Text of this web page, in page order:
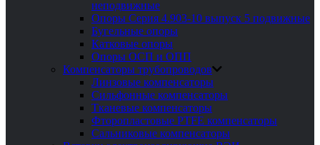
неподвижные
Опоры Серия 4.903-10 выпуск 5 подвижные
Бугельные опоры
Катковые опоры
Опоры ОСП и ОПП
Компенсаторы трубопроводов
Линзовые компенсаторы
Сильфонные компенсаторы
Тканевые компенсаторы
Фторопластовые PTFE компенсаторы
Сальниковые компенсаторы